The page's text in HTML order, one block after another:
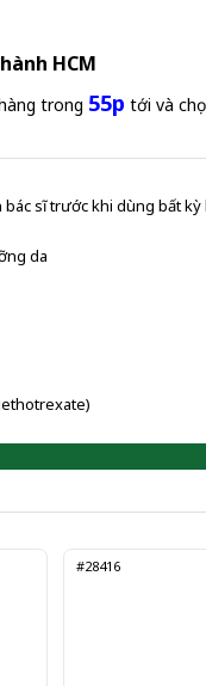
HCM
trong 55p tới và
sĩ trước khi dùng bất kỳ
da
#28416